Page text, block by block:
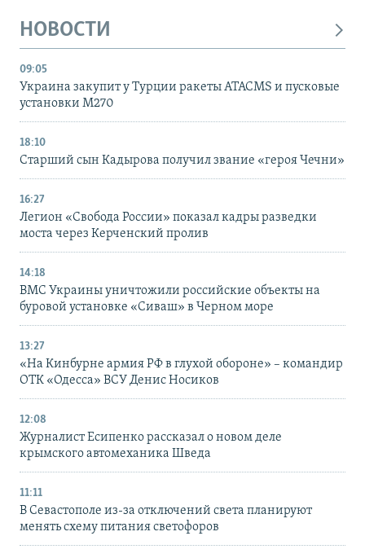
НОВОСТИ
09:05
Украина закупит у Турции ракеты ATACMS и пусковые
установки M270
18:10
Старший сын Кадырова получил звание «героя Чечни»
16:27
Легион «Свобода России» показал кадры разведки
моста через Керченский пролив
14:18
ВМС Украины уничтожили российские объекты на
буровой установке «Сиваш» в Черном море
13:27
«На Кинбурне армия РФ в глухой обороне» – командир
ОТК «Одесса» ВСУ Денис Носиков
12:08
Журналист Есипенко рассказал о новом деле
крымского автомеханика Шведа
11:11
В Севастополе из-за отключений света планируют
менять схему питания светофоров